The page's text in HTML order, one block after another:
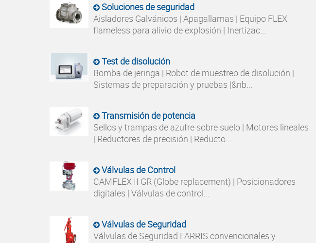
Soluciones de seguridad
Aisladores Galvánicos | Apagallamas | Equipo FLEX
flameless para alivio de explosión | Inertizac...
Test de disolución
Bomba de jeringa | Robot de muestreo de disolución |
Sistemas de preparación y pruebas |&nb...
Transmisión de potencia
Sellos y trampas de azufre sobre suelo | Motores lineales
| Reductores de precisión | Reducto...
Válvulas de Control
CAMFLEX II GR (Globe replacement) | Posicionadores
digitales | Válvulas de control...
Válvulas de Seguridad
Válvulas de Seguridad FARRIS convencionales y